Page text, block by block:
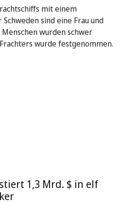
mit einem
sind eine Frau und
wurden schwer
wurde festgenommen.
1,3 Mrd. $ in elf